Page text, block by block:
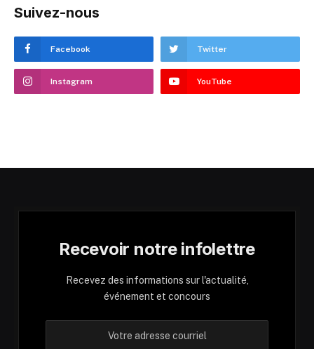
Suivez-nous
Facebook Twitter
Instagram YouTube
Recevoir notre infolettre
Recevez des informations sur l'actualité,
événement et concours